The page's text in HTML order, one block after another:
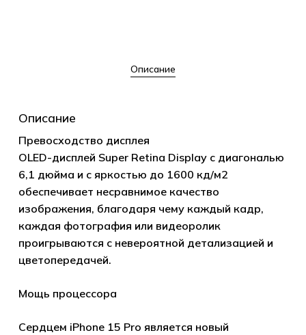
Описание
Описание
Превосходство дисплея
OLED-дисплей Super Retina Display с диагональю
6,1 дюйма и с яркостью до 1600 кд/м2
обеспечивает несравнимое качество
изображения, благодаря чему каждый кадр,
каждая фотография или видеоролик
проигрываются с невероятной детализацией и
цветопередачей.
Мощь процессора
Сердцем iPhone 15 Pro является новый